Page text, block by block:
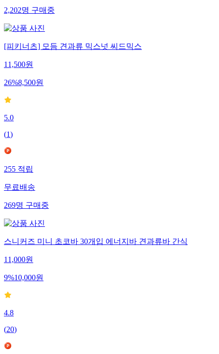
2,202명구매중
[피키너츠] 모듬 견과류 믹스넛 씨드믹스
11,500원
26%8,500원
5.0
(1)
255적립
무료배송
269명구매중
스니커즈 미니 초코바 30개입 에너지바 견과류바 간식
11,000원
9%10,000원
4.8
(20)